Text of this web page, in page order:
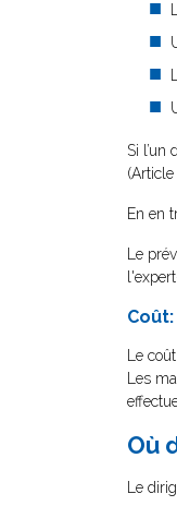
Si l’un
(Article
En en
Le
Coût:
Le
Les
Où
Le